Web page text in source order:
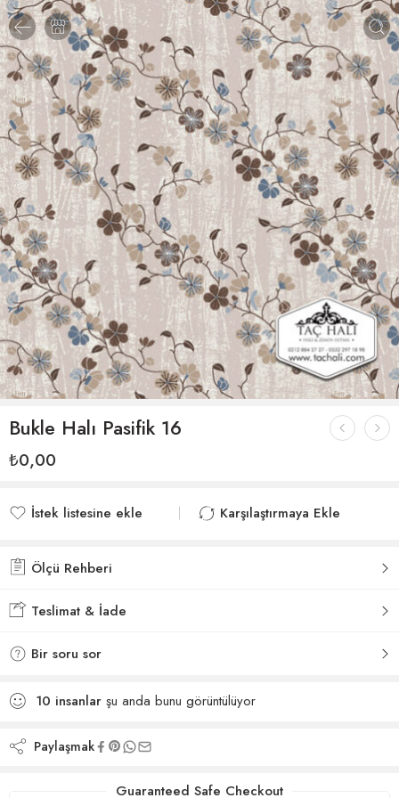
Bukle Halı Pasifik 16
₺0,00
İstek listesine ekle
Karşılaştırmaya Ekle
Ölçü Rehberi
Teslimat & İade
Bir soru sor
10 insanlar şu anda bunu görüntülüyor
Paylaşmak
Guaranteed Safe Checkout